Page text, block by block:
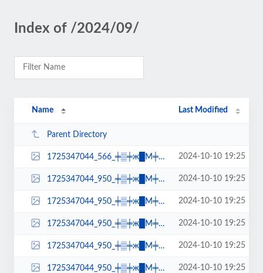
Index of /2024/09/
Name Last Modified
Parent Directory
1725347044_566_╪▒╪ж█М╪│-╪м┘Е┘З┘И╪▒-╪п╪▒-... 2024-10-10 19:25
1725347044_950_╪▒╪ж█М╪│-╪м┘Е┘З┘И╪▒-╪п╪▒-... 2024-10-10 19:25
1725347044_950_╪▒╪ж█М╪│-╪м┘Е┘З┘И╪▒-╪п╪▒-... 2024-10-10 19:25
1725347044_950_╪▒╪ж█М╪│-╪м┘Е┘З┘И╪▒-╪п╪▒-... 2024-10-10 19:25
1725347044_950_╪▒╪ж█М╪│-╪м┘Е┘З┘И╪▒-╪п╪▒-... 2024-10-10 19:25
1725347044_950_╪▒╪ж█М╪│-╪м┘Е┘З┘И╪▒-╪п╪▒-... 2024-10-10 19:25